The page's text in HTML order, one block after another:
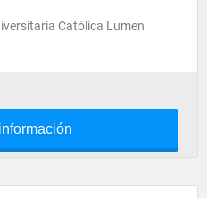
Católica Lumen